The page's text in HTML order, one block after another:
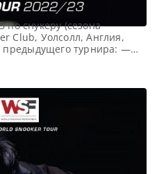
по снукеру (сезона
Club, Уолсолл, Англия,
предыдущего турнира: —
и результаты Q Tour 5